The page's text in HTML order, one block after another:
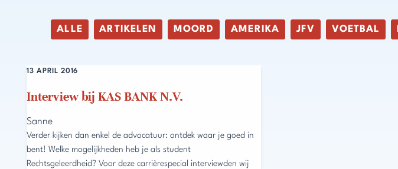
ALLE ARTIKELEN MOORD AMERIKA JFV VOETBAL
Interview bij KAS BANK N.V.
13 APRIL 2016
Sanne
Verder kijken dan enkel de advocatuur: ontdek waar je goed in
bent! Welke mogelijkheden heb je als student
Rechtsgeleerdheid? Voor deze carrièrespecial interviewden wij